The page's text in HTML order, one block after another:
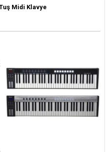
Midi Klavye